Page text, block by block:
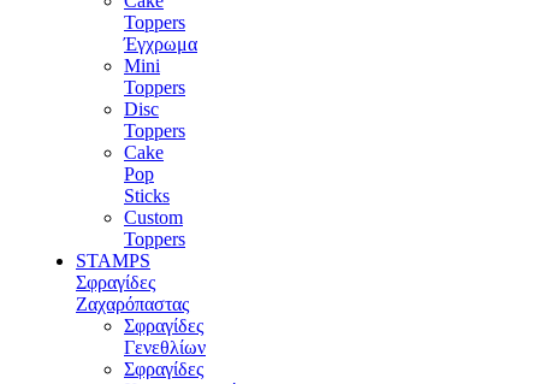
Toppers
Έγχρωμα
Mini
Toppers
Disc
Toppers
Cake
Pop
Sticks
Custom
Toppers
STAMPS
Σφραγίδες
Ζαχαρόπαστας
Σφραγίδες
Γενεθλίων
Σφραγίδες